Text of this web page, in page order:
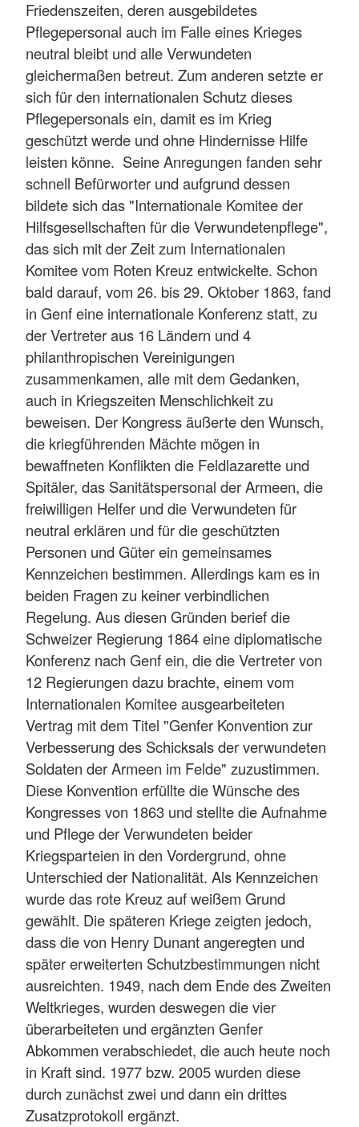
Friedenszeiten, deren ausgebildetes
Pflegepersonal auch im Falle eines Krieges
neutral bleibt und alle Verwundeten
gleichermaßen betreut. Zum anderen setzte er
sich für den internationalen Schutz dieses
Pflegepersonals ein, damit es im Krieg
geschützt werde und ohne Hindernisse Hilfe
leisten könne. Seine Anregungen fanden sehr
schnell Befürworter und aufgrund dessen
bildete sich das "Internationale Komitee der
Hilfsgesellschaften für die Verwundetenpflege",
das sich mit der Zeit zum Internationalen
Komitee vom Roten Kreuz entwickelte. Schon
bald darauf, vom 26. bis 29. Oktober 1863, fand
in Genf eine internationale Konferenz statt, zu
der Vertreter aus 16 Ländern und 4
philanthropischen Vereinigungen
zusammenkamen, alle mit dem Gedanken,
auch in Kriegszeiten Menschlichkeit zu
beweisen. Der Kongress äußerte den Wunsch,
die kriegführenden Mächte mögen in
bewaffneten Konflikten die Feldlazarette und
Spitäler, das Sanitätspersonal der Armeen, die
freiwilligen Helfer und die Verwundeten für
neutral erklären und für die geschützten
Personen und Güter ein gemeinsames
Kennzeichen bestimmen. Allerdings kam es in
beiden Fragen zu keiner verbindlichen
Regelung. Aus diesen Gründen berief die
Schweizer Regierung 1864 eine diplomatische
Konferenz nach Genf ein, die die Vertreter von
12 Regierungen dazu brachte, einem vom
Internationalen Komitee ausgearbeiteten
Vertrag mit dem Titel "Genfer Konvention zur
Verbesserung des Schicksals der verwundeten
Soldaten der Armeen im Felde" zuzustimmen.
Diese Konvention erfüllte die Wünsche des
Kongresses von 1863 und stellte die Aufnahme
und Pflege der Verwundeten beider
Kriegsparteien in den Vordergrund, ohne
Unterschied der Nationalität. Als Kennzeichen
wurde das rote Kreuz auf weißem Grund
gewählt. Die späteren Kriege zeigten jedoch,
dass die von Henry Dunant angeregten und
später erweiterten Schutzbestimmungen nicht
ausreichten. 1949, nach dem Ende des Zweiten
Weltkrieges, wurden deswegen die vier
überarbeiteten und ergänzten Genfer
Abkommen verabschiedet, die auch heute noch
in Kraft sind. 1977 bzw. 2005 wurden diese
durch zunächst zwei und dann ein drittes
Zusatzprotokoll ergänzt.